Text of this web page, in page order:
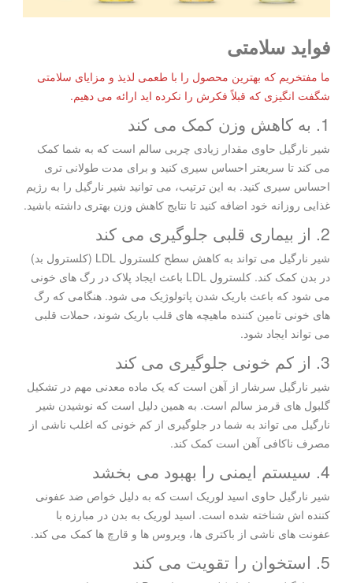
فواید سلامتی
ما مفتخریم که بهترین محصول را با طعمی لذیذ و مزایای سلامتی
شگفت انگیزی که قبلاً فکرش را نکرده اید ارائه می دهیم.
1. به کاهش وزن کمک می کند
شیر نارگیل حاوی مقدار زیادی چربی سالم است که به شما کمک
می کند تا سریعتر احساس سیری کنید و برای مدت طولانی تری
احساس سیری کنید. به این ترتیب، می توانید شیر نارگیل را به رژیم
غذایی روزانه خود اضافه کنید تا نتایج کاهش وزن بهتری داشته باشید.
2. از بیماری قلبی جلوگیری می کند
شیر نارگیل می تواند به کاهش سطح کلسترول LDL (کلسترول بد)
در بدن کمک کند. کلسترول LDL باعث ایجاد پلاک در رگ های خونی
می شود که باعث باریک شدن پاتولوژیک می شود. هنگامی که رگ
های خونی تامین کننده ماهیچه های قلب باریک شوند، حملات قلبی
می تواند ایجاد شود.
3. از کم خونی جلوگیری می کند
شیر نارگیل سرشار از آهن است که یک ماده معدنی مهم در تشکیل
گلبول های قرمز سالم است. به همین دلیل است که نوشیدن شیر
نارگیل می تواند به شما در جلوگیری از کم خونی که اغلب ناشی از
مصرف ناکافی آهن است کمک کند.
4. سیستم ایمنی را بهبود می بخشد
شیر نارگیل حاوی اسید لوریک است که به دلیل خواص ضد عفونی
کننده اش شناخته شده است. اسید لوریک به بدن در مبارزه با
عفونت های ناشی از باکتری ها، ویروس ها و قارچ ها کمک می کند.
5. استخوان را تقویت می کند